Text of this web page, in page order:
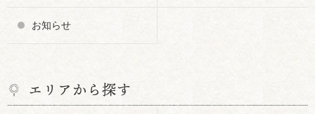
お知らせ
エリアから探す